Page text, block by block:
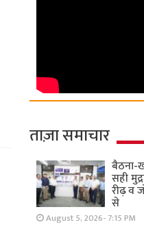
ताज़ा समाचार
बैठना-
सही
रीढ़ व
से
August 5, 2026- 7:15 PM